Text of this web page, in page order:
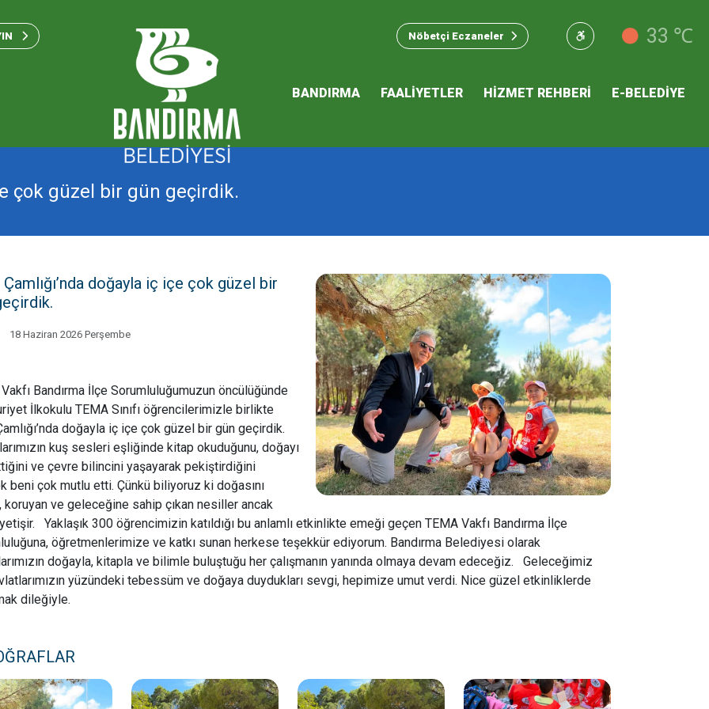
Nöbetçi Eczaneler 33 ℃
2026 Performans Programı
BANDIRMA FAALİYETLER HİZMET REHBERİ E-BELEDİYE
çok güzel bir gün geçirdik.
Çamlığı’nda doğayla iç içe çok güzel bir
18 Haziran 2026 Perşembe
Bandırma İlçe Sorumluluğumuzun öncülüğünde
İlkokulu TEMA Sınıfı öğrencilerimizle birlikte
doğayla iç içe çok güzel bir gün geçirdik.
kuş sesleri eşliğinde kitap okuduğunu, doğayı
ve çevre bilincini yaşayarak pekiştirdiğini
beni çok mutlu etti. Çünkü biliyoruz ki doğasını
koruyan ve geleceğine sahip çıkan nesiller ancak
Yaklaşık 300 öğrencimizin katıldığı bu anlamlı etkinlikte emeği geçen TEMA Vakfı Bandırma İlçe
öğretmenlerimize ve katkı sunan herkese teşekkür ediyorum. Bandırma Belediyesi olarak
doğayla, kitapla ve bilimle buluştuğu her çalışmanın yanında olmaya devam edeceğiz. Geleceğimiz
yüzündeki tebessüm ve doğaya duydukları sevgi, hepimize umut verdi. Nice güzel etkinliklerde
dileğiyle.